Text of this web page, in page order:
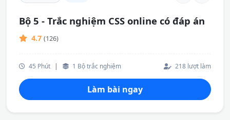
Bộ 5 - Trắc nghiệm CSS online có đáp án
4.7 (126)
45 Phút | 1 Bộ trắc nghiệm 218 lượt làm
Làm bài ngay